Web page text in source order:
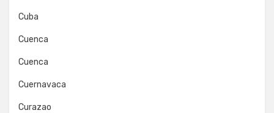
Cuba
Cuenca
Cuenca
Cuernavaca
Curazao